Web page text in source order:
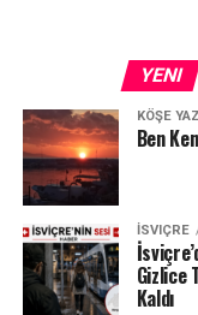
polise verdiği bilgi
dokunuşlarından
Ancak o dönemde
sonuçlanmadığı
arasında bağlantı
soruşturuluyor.
YENI
KÖŞE
Ben
İSVIÇRE
Gizlice
Kaldı